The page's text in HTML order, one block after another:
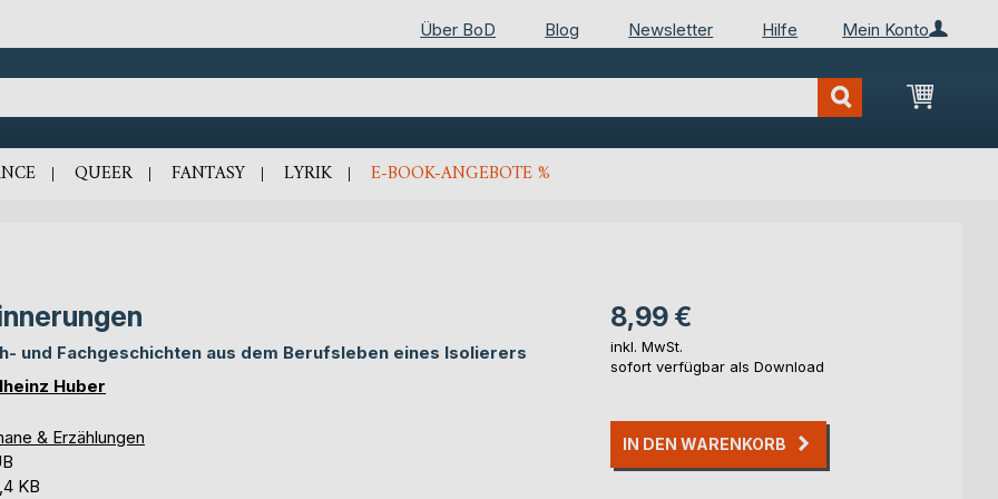
Mein Konto
Über BoD Blog Newsletter Hilfe
Mein
QUEER FANTASY LYRIK E-BOOK-ANGEBOTE %
und Fachgeschichten aus dem Berufsleben eines Isolierers
Huber
& Erzählungen
KB
8,99 €
inkl. MwSt.
sofort verfügbar als Download
IN DEN WARENKORB